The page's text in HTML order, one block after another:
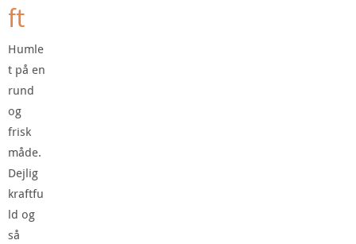
ft
Humle
t på en
rund
og
frisk
måde.
Dejlig
kraftfu
ld og
så